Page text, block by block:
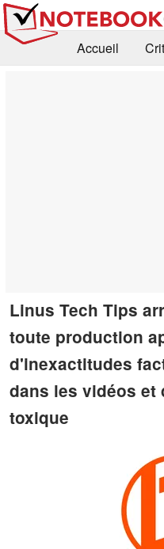
Accueil
Linus Tech Tips
toute production
d'inexactitudes
dans les vidéos et
toxique